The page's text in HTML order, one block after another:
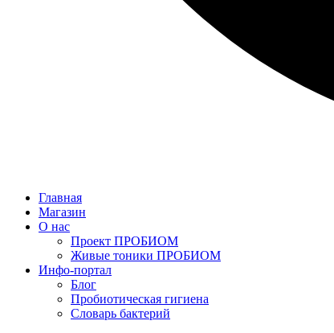
Главная
Магазин
О нас
Проект ПРОБИОМ
Живые тоники ПРОБИОМ
Инфо-портал
Блог
Пробиотическая гигиена
Словарь бактерий